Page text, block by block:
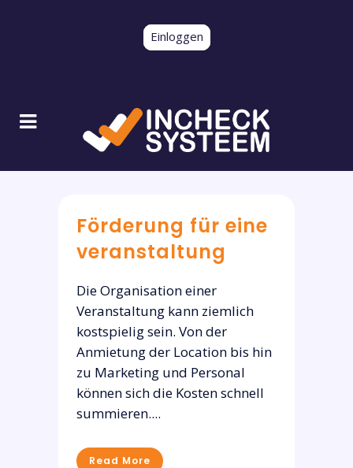
Einloggen
Förderung für eine
veranstaltung
Die Organisation einer
Veranstaltung kann ziemlich
kostspielig sein. Von der
Anmietung der Location bis hin
zu Marketing und Personal
können sich die Kosten schnell
summieren....
Read More